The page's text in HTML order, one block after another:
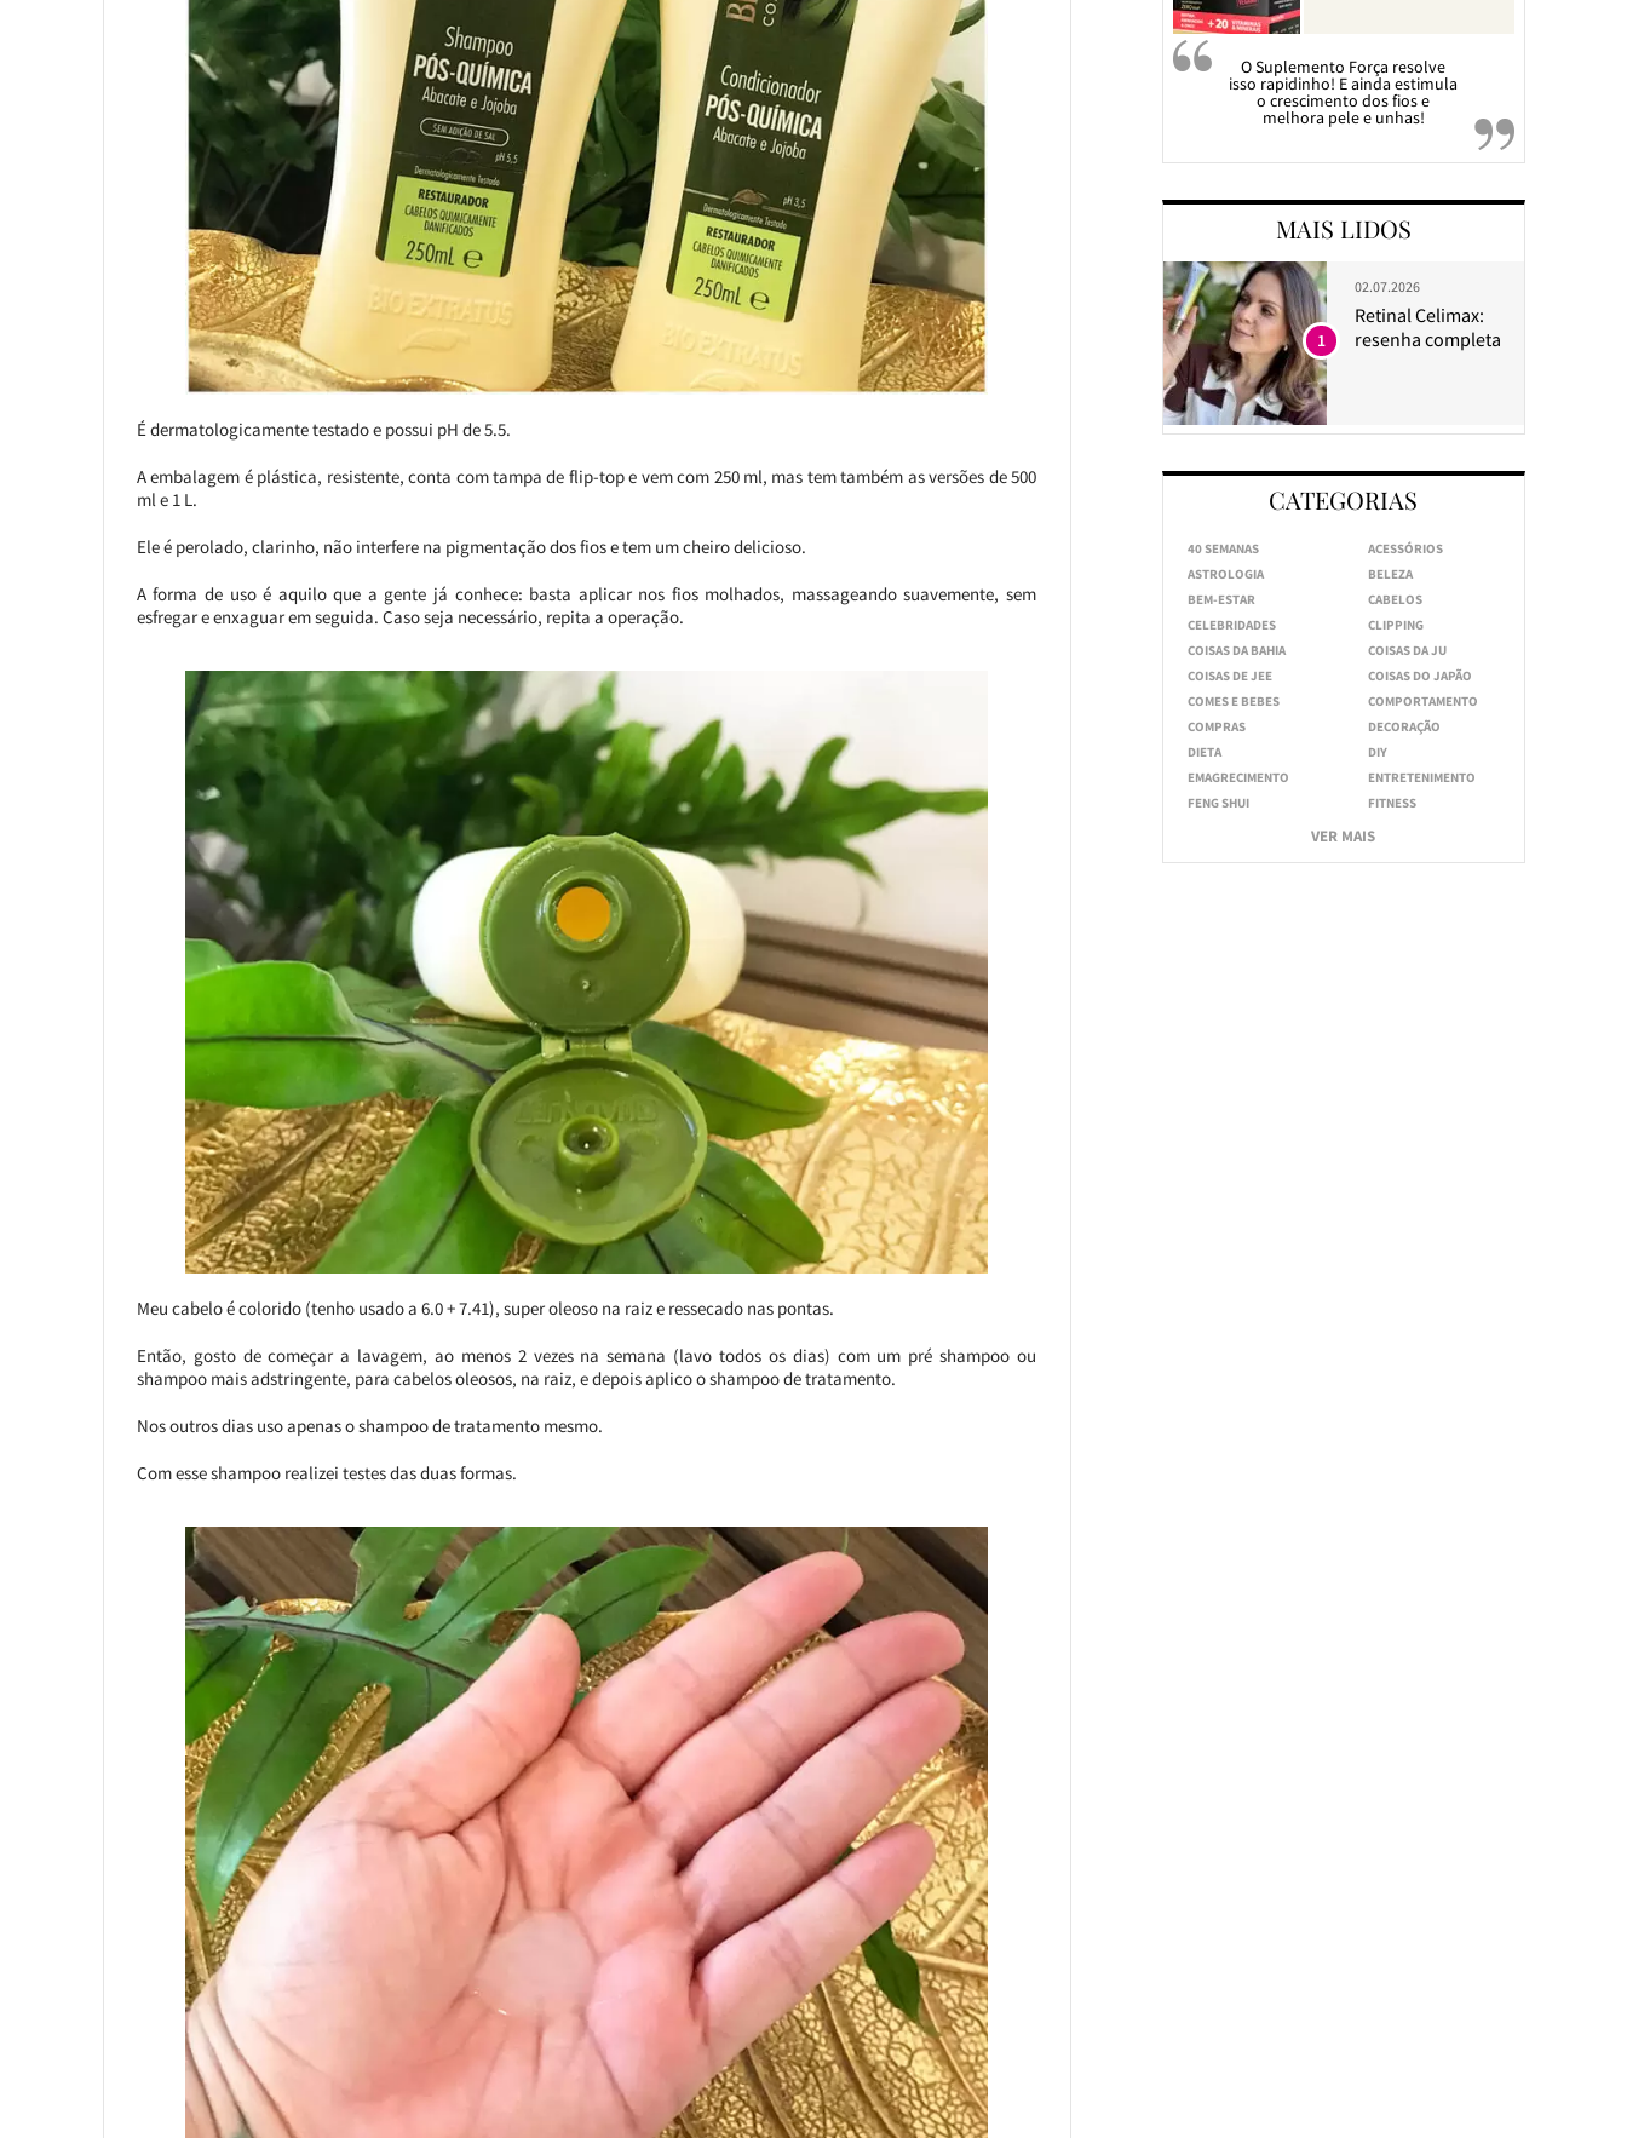
É dermatologicamente testado e possui pH de 5.5.
A embalagem é plástica, resistente, conta com tampa de flip-top e vem com 250 ml, mas tem também as versões de 500
ml e 1 L.
Ele é perolado, clarinho, não interfere na pigmentação dos fios e tem um cheiro delicioso.
A forma de uso é aquilo que a gente já conhece: basta aplicar nos fios molhados, massageando suavemente, sem
esfregar e enxaguar em seguida. Caso seja necessário, repita a operação.
Meu cabelo é colorido (tenho usado a 6.0 + 7.41), super oleoso na raiz e ressecado nas pontas.
Então, gosto de começar a lavagem, ao menos 2 vezes na semana (lavo todos os dias) com um pré shampoo ou
shampoo mais adstringente, para cabelos oleosos, na raiz, e depois aplico o shampoo de tratamento.
Nos outros dias uso apenas o shampoo de tratamento mesmo.
Com esse shampoo realizei testes das duas formas.
O Suplemento Força resolve
isso rapidinho! E ainda estimula
o crescimento dos fios e
melhora pele e unhas!
MAIS LIDOS
02.07.2026
Retinal Celimax:
resenha completa
1
CATEGORIAS
40 SEMANAS
ACESSÓRIOS
ASTROLOGIA
BELEZA
BEM-ESTAR
CABELOS
CELEBRIDADES
CLIPPING
COISAS DA BAHIA
COISAS DA JU
COISAS DE JEE
COISAS DO JAPÃO
COMES E BEBES
COMPORTAMENTO
COMPRAS
DECORAÇÃO
DIETA
DIY
EMAGRECIMENTO
ENTRETENIMENTO
FENG SHUI
FITNESS
VER MAIS